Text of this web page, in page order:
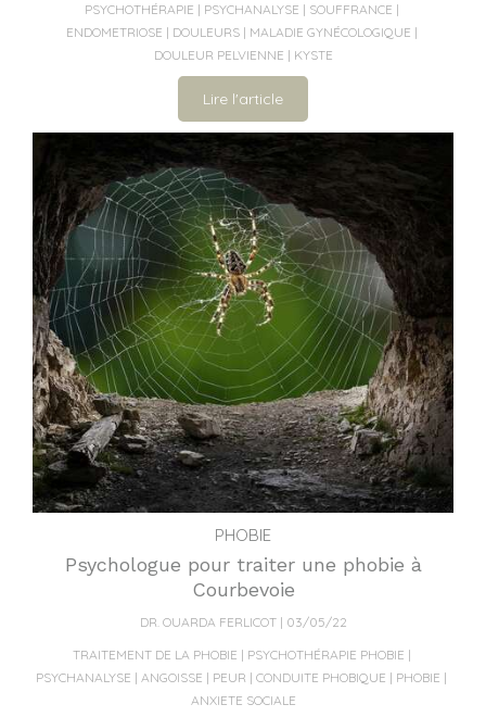
PSYCHOTHÉRAPIE
PSYCHANALYSE
SOUFFRANCE
ENDOMETRIOSE
DOULEURS
MALADIE GYNÉCOLOGIQUE
DOULEUR PELVIENNE
KYSTE
Lire l'article
PHOBIE
Psychologue pour traiter une phobie à
Courbevoie
DR. OUARDA FERLICOT
03/05/22
TRAITEMENT DE LA PHOBIE
PSYCHOTHÉRAPIE PHOBIE
PSYCHANALYSE
ANGOISSE PEUR CONDUITE PHOBIQUE
PHOBIE
ANXIETE SOCIALE